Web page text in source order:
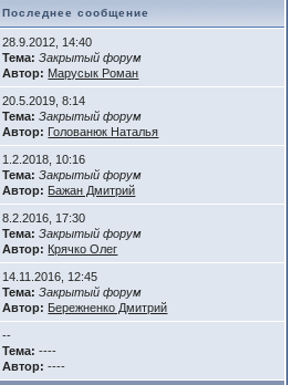
Последнее сообщение
28.9.2012, 14:40
Тема: Закрытый форум
Автор: Марусык Роман
20.5.2019, 8:14
Тема: Закрытый форум
Автор: Голованюк Наталья
1.2.2018, 10:16
Тема: Закрытый форум
Автор: Бажан Дмитрий
8.2.2016, 17:30
Тема: Закрытый форум
Автор: Крячко Олег
14.11.2016, 12:45
Тема: Закрытый форум
Автор: Бережненко Дмитрий
--
Тема: ----
Автор: ----